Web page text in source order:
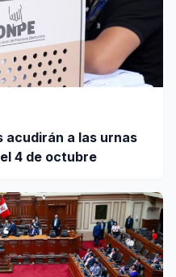
acudirán a las urnas
4 de octubre